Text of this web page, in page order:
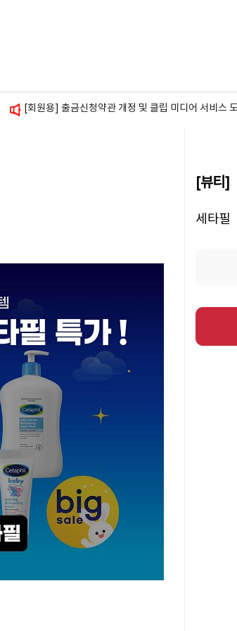
[회원용] 블로그 방문자 그래프 위젯 추가 안내
[뷰티]
세타필